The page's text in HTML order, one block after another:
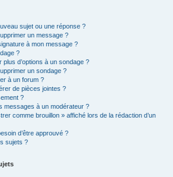
sujet ou une réponse ?
un message ?
à mon message ?
?
d’options à un sondage ?
un sondage ?
à un forum ?
de pièces jointes ?
?
messages à un modérateur ?
comme brouillon » affiché lors de la rédaction d’un
d’être approuvé ?
sujets ?